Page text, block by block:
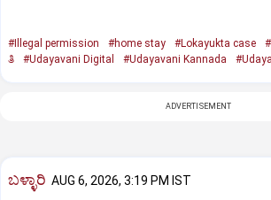
#Illegal permission #home stay #Lokayukta case
ತಿ
#Udayavani Digital #Udayavani Kannada
ADVERTISEMENT
ಬಳ್ಳಾರಿ AUG 6, 2026, 3:19 PM IST